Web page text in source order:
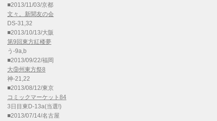
■2013/11/03/京都
文々。新聞友の会
DS-31,32
■2013/10/13/大阪
第9回東方紅楼夢
う-9a,b
■2013/09/22/福岡
大⑨州東方祭8
神-21,22
■2013/08/12/東京
コミックマーケット84
3日目東D-13a(当選!)
■2013/07/14/名古屋